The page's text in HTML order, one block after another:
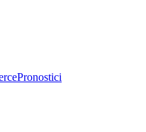
Pronostici